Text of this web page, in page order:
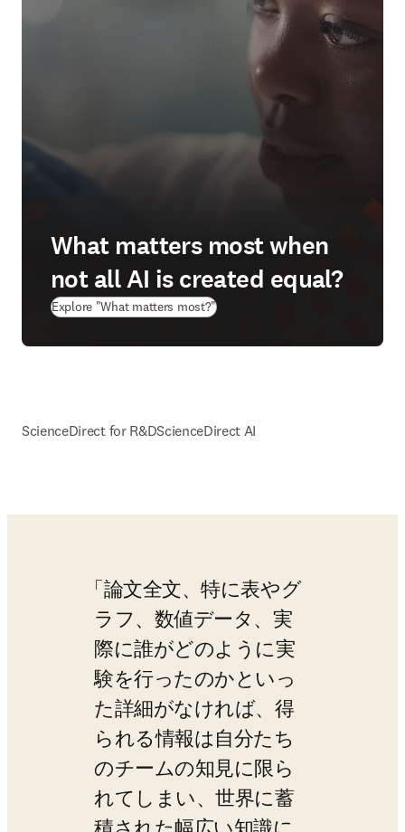
What matters most when
not all AI is created equal?
Explore "What matters most?"(
ScienceDirect for R&DScienceDirect AI
論文全文、特に表やグ
ラフ、数値データ、実
際に誰がどのように実
験を行ったのかといっ
た詳細がなければ、得
られる情報は自分たち
のチームの知見に限ら
れてしまい、世界に蓄